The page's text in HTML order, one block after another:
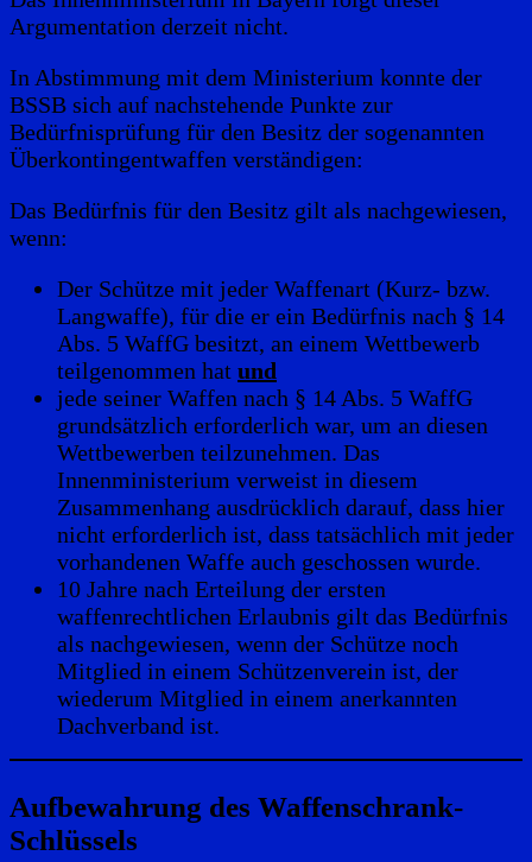
Argumentation derzeit nicht.
In Abstimmung mit dem Ministerium konnte der
BSSB sich auf nachstehende Punkte zur
Bedürfnisprüfung für den Besitz der sogenannten
Überkontingentwaffen verständigen:
Das Bedürfnis für den Besitz gilt als nachgewiesen,
wenn:
Der Schütze mit jeder Waffenart (Kurz- bzw.
Langwaffe), für die er ein Bedürfnis nach § 14
Abs. 5 WaffG besitzt, an einem Wettbewerb
teilgenommen hat und
jede seiner Waffen nach § 14 Abs. 5 WaffG
grundsätzlich erforderlich war, um an diesen
Wettbewerben teilzunehmen. Das
Innenministerium verweist in diesem
Zusammenhang ausdrücklich darauf, dass hier
nicht erforderlich ist, dass tatsächlich mit jeder
vorhandenen Waffe auch geschossen wurde.
10 Jahre nach Erteilung der ersten
waffenrechtlichen Erlaubnis gilt das Bedürfnis
als nachgewiesen, wenn der Schütze noch
Mitglied in einem Schützenverein ist, der
wiederum Mitglied in einem anerkannten
Dachverband ist.
Aufbewahrung des Waffenschrank-
Schlüssels